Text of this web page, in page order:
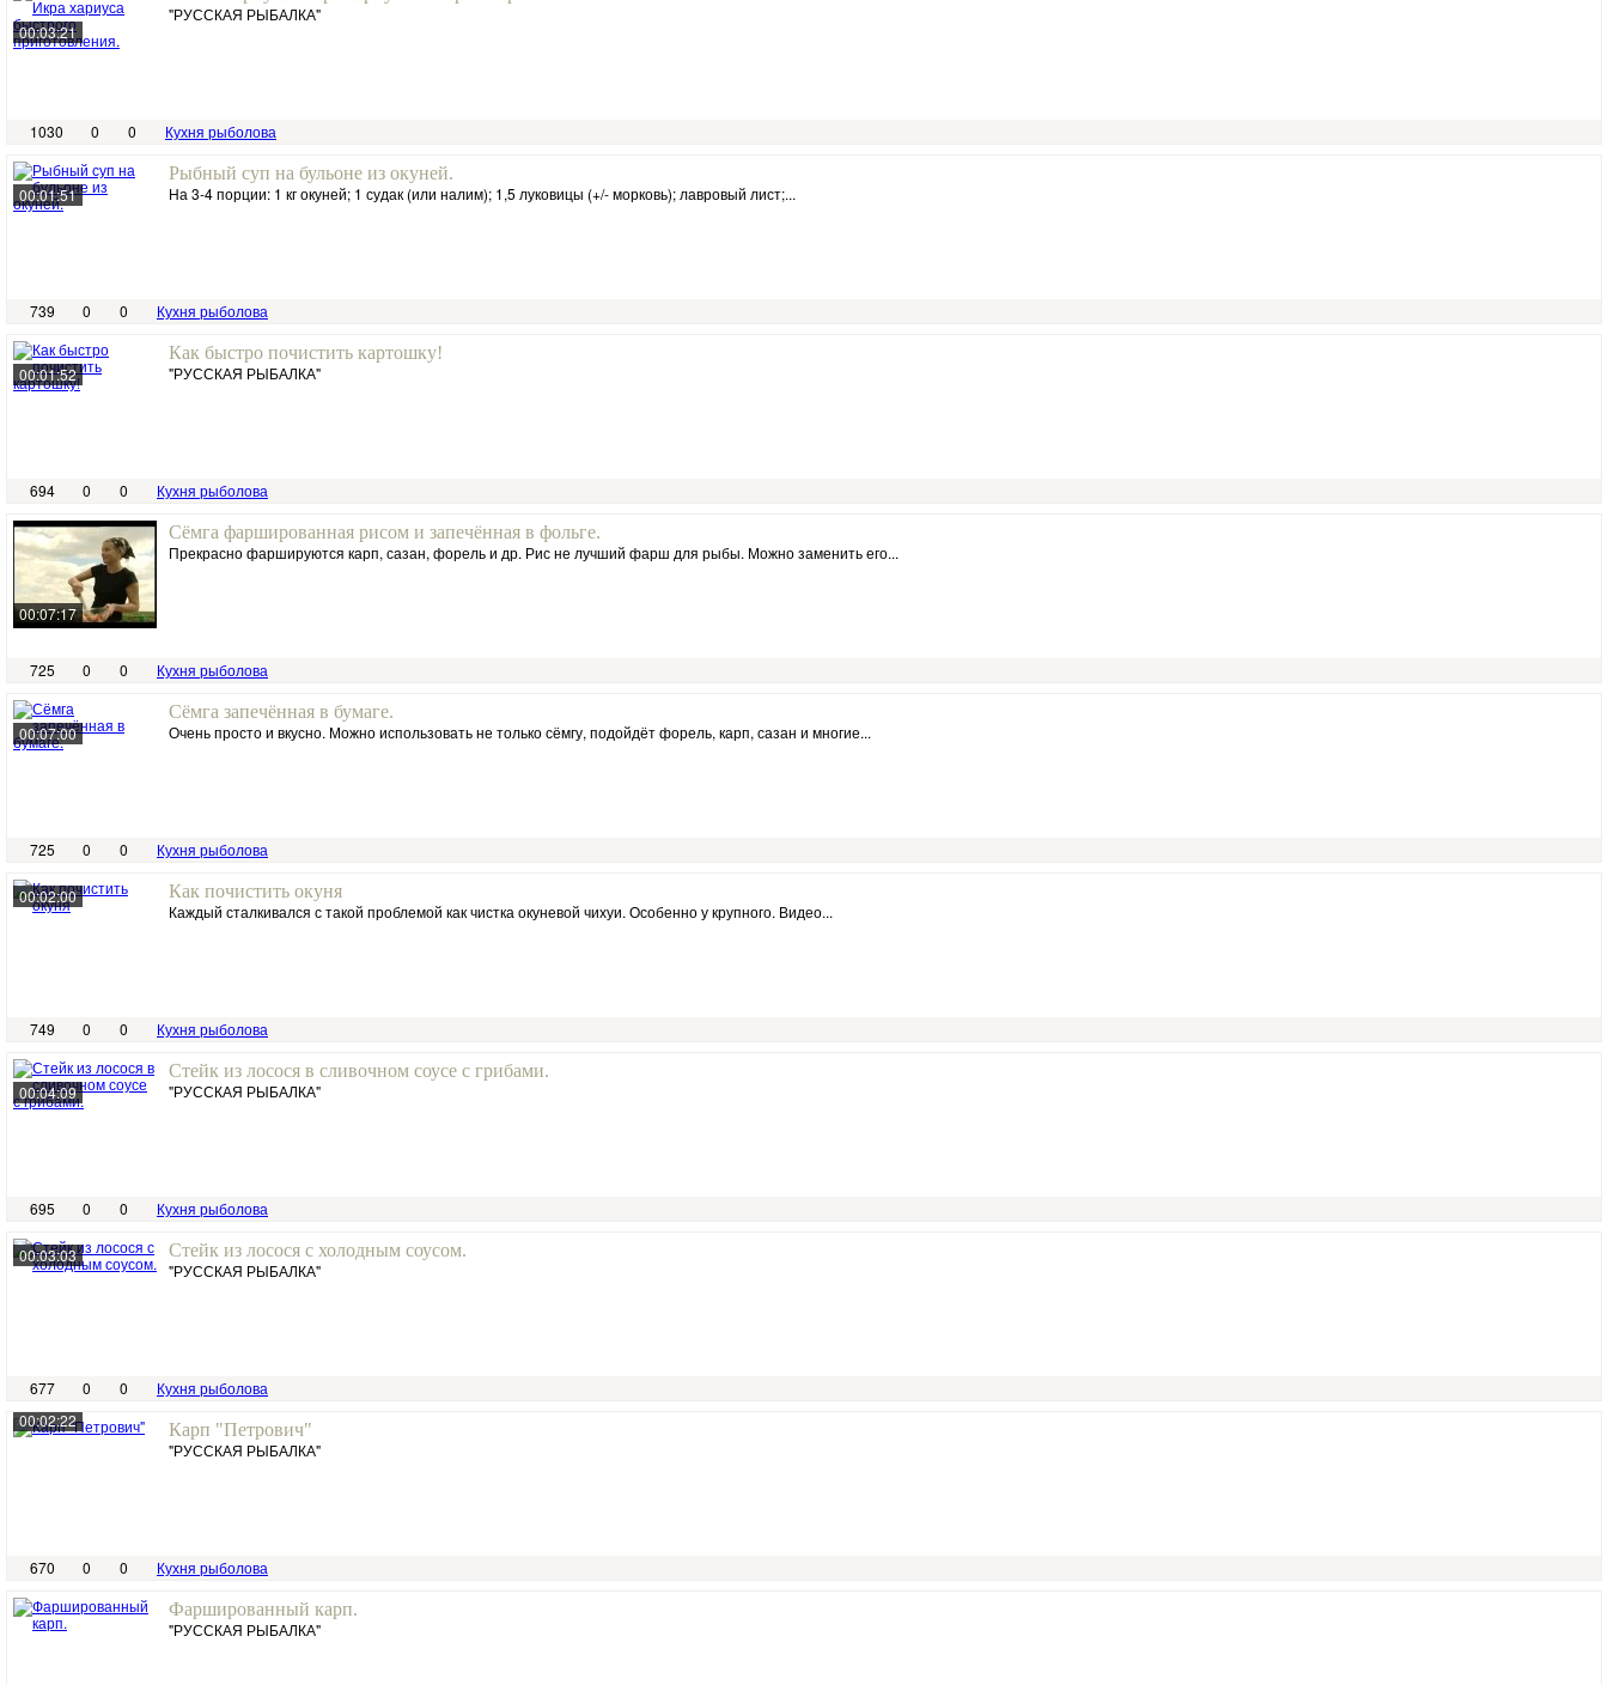
00:03:21
"РУССКАЯ РЫБАЛКА"
1030 0 0 Кухня рыболова
00:01:51
Рыбный суп на бульоне из окуней.
На 3-4 порции: 1 кг окуней; 1 судак (или налим); 1,5 луковицы (+/- морковь); лавровый лист;...
739 0 0 Кухня рыболова
00:01:52
Как быстро почистить картошку!
"РУССКАЯ РЫБАЛКА"
694 0 0 Кухня рыболова
00:07:17
Сёмга фаршированная рисом и запечённая в фольге.
Прекрасно фаршируются карп, сазан, форель и др. Рис не лучший фарш для рыбы. Можно заменить его...
725 0 0 Кухня рыболова
00:07:00
Сёмга запечённая в бумаге.
Очень просто и вкусно. Можно использовать не только сёмгу, подойдёт форель, карп, сазан и многие...
725 0 0 Кухня рыболова
00:02:00
Как почистить окуня
Каждый сталкивался с такой проблемой как чистка окуневой чихуи. Особенно у крупного. Видео...
749 0 0 Кухня рыболова
00:04:09
Стейк из лосося в сливочном соусе с грибами.
"РУССКАЯ РЫБАЛКА"
695 0 0 Кухня рыболова
00:03:03
Стейк из лосося с холодным соусом.
"РУССКАЯ РЫБАЛКА"
677 0 0
Кухня рыболова
00:02:22
Карп "Петрович"
"РУССКАЯ РЫБАЛКА"
670 0 0 Кухня рыболова
Фаршированный карп.
"РУССКАЯ РЫБАЛКА"